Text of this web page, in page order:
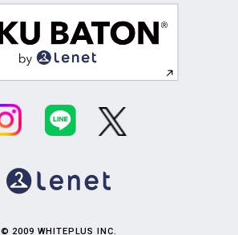
© 2009 WHITEPLUS INC.